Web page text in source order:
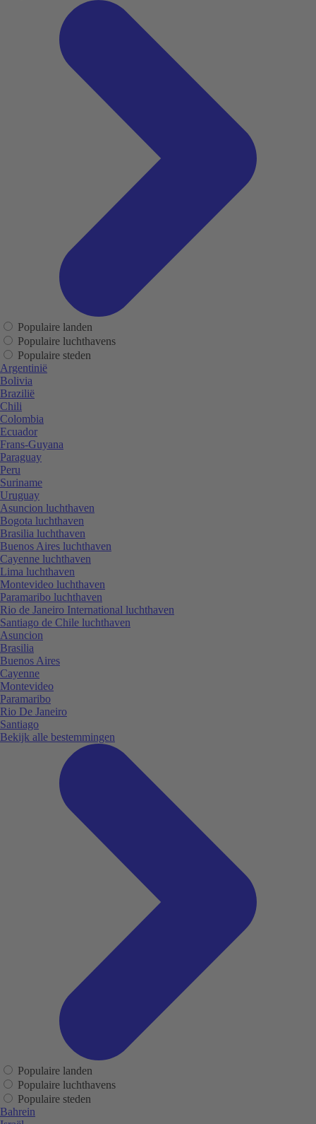
Populaire landen
Populaire luchthavens
Populaire steden
Argentinië
Bolivia
Brazilië
Chili
Colombia
Ecuador
Frans-Guyana
Paraguay
Peru
Suriname
Uruguay
Asuncion luchthaven
Bogota luchthaven
Brasilia luchthaven
Buenos Aires luchthaven
Cayenne luchthaven
Lima luchthaven
Montevideo luchthaven
Paramaribo luchthaven
Rio de Janeiro International luchthaven
Santiago de Chile luchthaven
Asuncion
Brasilia
Buenos Aires
Cayenne
Montevideo
Paramaribo
Rio De Janeiro
Santiago
Bekijk alle bestemmingen
Populaire landen
Populaire luchthavens
Populaire steden
Bahrein